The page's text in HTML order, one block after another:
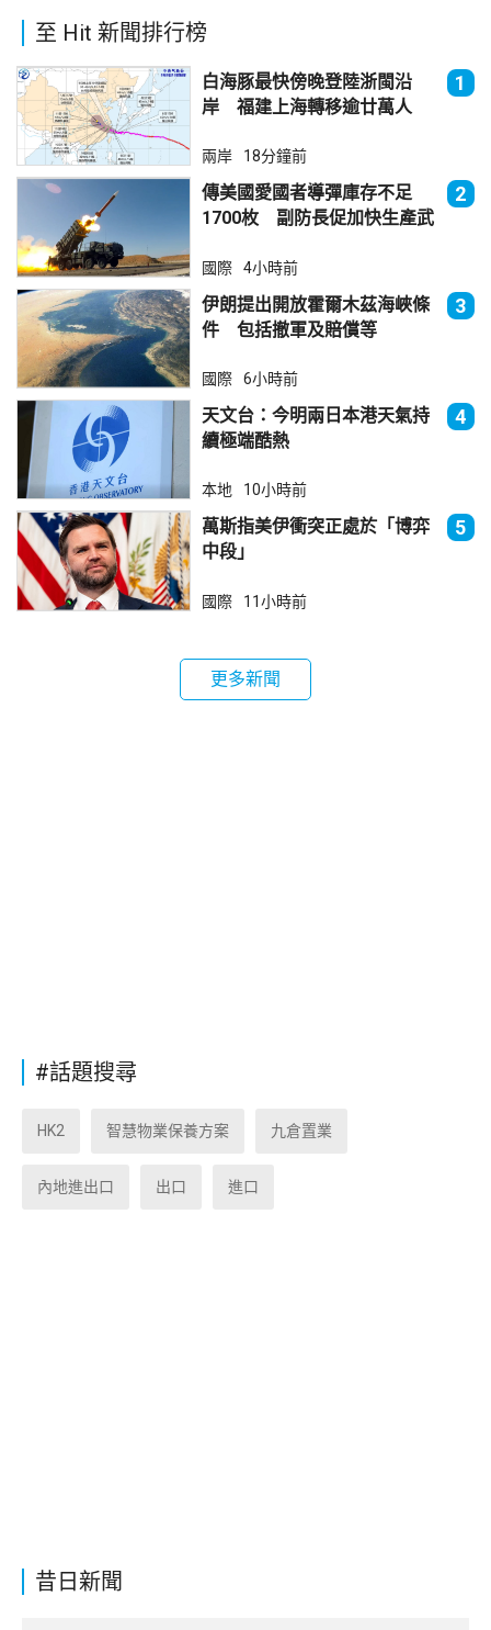
昔日新聞
至 Hit 新聞排行榜
白海豚最快傍晚登陸浙閩沿
岸 福建上海轉移逾廿萬人
1
兩岸 18分鐘前
傳美國愛國者導彈庫存不足
1700枚 副防長促加快生產武
2
國際 4小時前
伊朗提出開放霍爾木茲海峽條
件 包括撤軍及賠償等
3
國際 6小時前
天文台：今明兩日本港天氣持
續極端酷熱
4
本地 10小時前
萬斯指美伊衝突正處於「博弈
中段」
5
國際 11小時前
更多新聞
#話題搜尋
HK2 智慧物業保養方案 九倉置業
內地進出口 出口 進口